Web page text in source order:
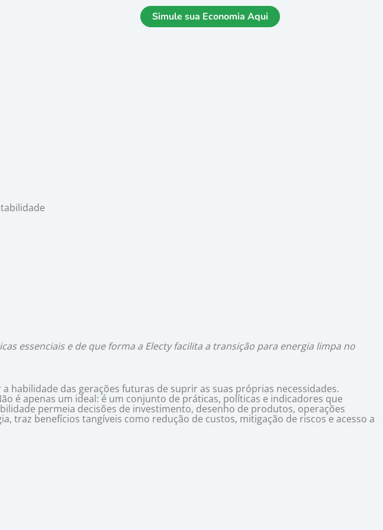
Simule sua Economia Aqui
essenciais e de que forma a Electy facilita a transição para energia limpa no
habilidade das gerações futuras de suprir as suas próprias necessidades.
é apenas um ideal: é um conjunto de práticas, políticas e indicadores que
permeia decisões de investimento, desenho de produtos, operações
traz benefícios tangíveis como redução de custos, mitigação de riscos e acesso a